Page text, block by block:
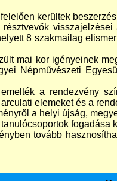
kerültek
8 szakmailag
mai kor igényeinek
Népművészeti
a rendezvény
elemeket és a
a helyi újság,
tovább